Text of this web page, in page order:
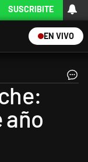
SUSCRIBITE
EN VIVO
año